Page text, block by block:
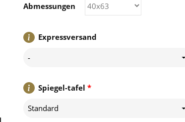
Expressversand
-
*
Spiegel-tafel
Standard
Abmessungen